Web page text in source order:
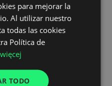
POLISH
ENGLISH
para mejorar la
Al utilizar nuestro
todas las cookies
Política de
TODO